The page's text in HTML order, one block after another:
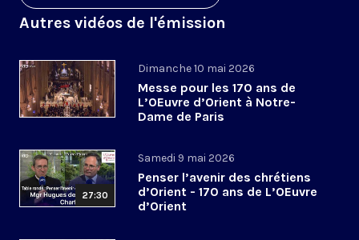
Autres vidéos de l'émission
Dimanche 10 mai 2026
Messe pour les 170 ans de
L’OEuvre d’Orient à Notre-
Dame de Paris
27:30
Samedi 9 mai 2026
Penser l’avenir des chrétiens
d’Orient - 170 ans de L’OEuvre
d’Orient